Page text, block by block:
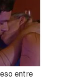
entre